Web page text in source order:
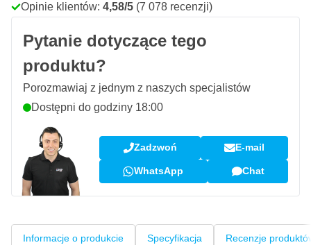
Opinie klientów: 4,58/5 (7 078 recenzji)
Pytanie dotyczące tego
produktu?
Porozmawiaj z jednym z naszych specjalistów
Dostępni do godziny 18:00
Zadzwoń E-mail
WhatsApp Chat
Informacje o produkcie Specyfikacja Recenzje